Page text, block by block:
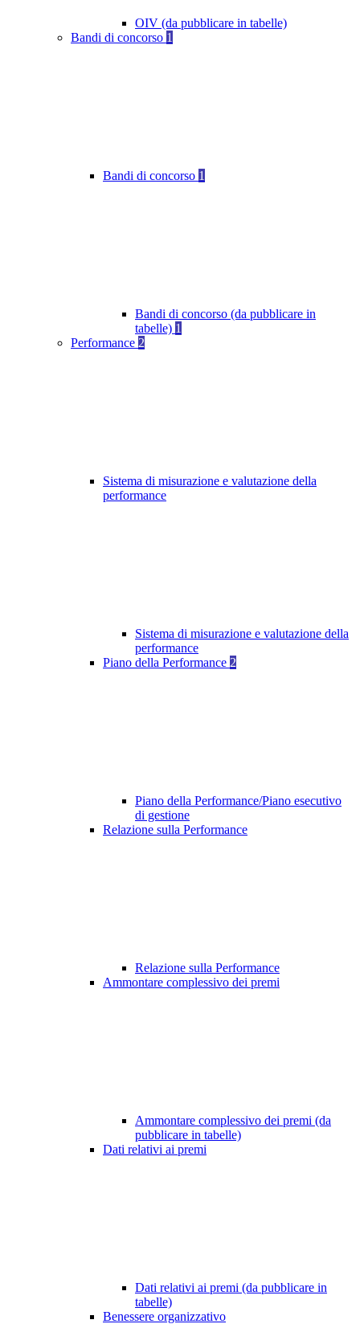
OIV (da pubblicare in tabelle)
Bandi di concorso 1
Bandi di concorso 1
Bandi di concorso (da pubblicare in
tabelle) 1
Performance 2
Sistema di misurazione e valutazione della
performance
Sistema di misurazione e valutazione della
performance
Piano della Performance 2
Piano della Performance/Piano esecutivo
di gestione
Relazione sulla Performance
Relazione sulla Performance
Ammontare complessivo dei premi
Ammontare complessivo dei premi (da
pubblicare in tabelle)
Dati relativi ai premi
Dati relativi ai premi (da pubblicare in
tabelle)
Benessere organizzativo